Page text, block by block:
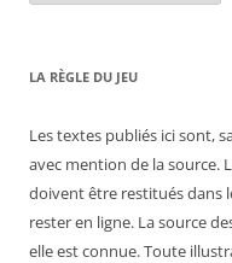
LA RÈGLE DU JEU
Les textes publiés ici sont,
avec mention de la source.
doivent être restitués dans
rester en ligne. La source
elle est connue. Toute